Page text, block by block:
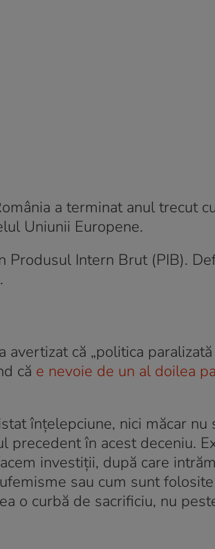
a terminat anul trecut
Uniunii Europene.
Produsul Intern Brut (PIB).
că „politica
că e nevoie de un al doilea
înţelepciune, nici măcar
în acest deceniu.
investiţii, după care
sau cum sunt
o curbă de sacrificiu, nu